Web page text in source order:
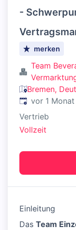
-
merken
Team
Bremen,
Veröffentlicht:
vor 1 Monat
Vertrieb
Vollzeit
Einleitung
Das Team